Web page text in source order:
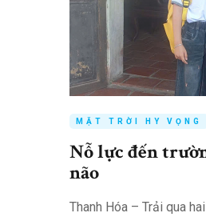
MẶT TRỜI HY VỌNG
Nỗ lực đến
não
Thanh Hóa – Trải qua